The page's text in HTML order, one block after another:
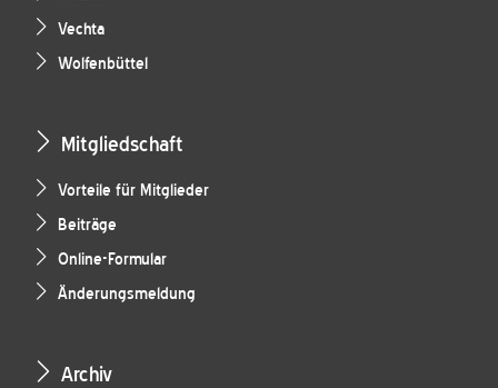
Vechta
Wolfenbüttel
Mitgliedschaft
Vorteile für Mitglieder
Beiträge
Online-Formular
Änderungsmeldung
Archiv